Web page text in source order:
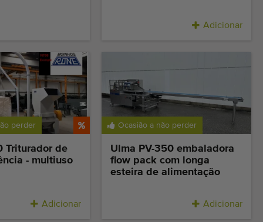
Adicionar
perder
Triturador de
- multiuso
Adicionar
Ocasião a não perder
Ulma PV-350 embaladora
flow pack com longa
esteira de alimentação
Adicionar